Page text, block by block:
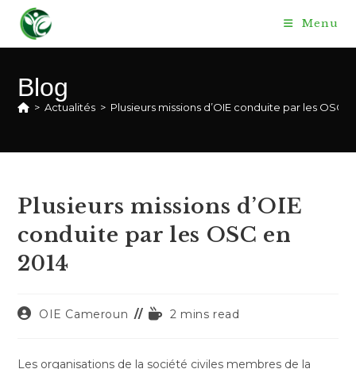
content
Menu
Blog
> Actualités > Plusieurs missions d’OIE conduite par les OSC
Plusieurs missions d’OIE
conduite par les OSC en
2014
Auteur/autrice
publication :
OIE Cameroun
Temps2 mins read
Les organisations de la société civiles membres de la